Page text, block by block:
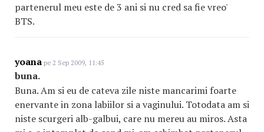
partenerul meu este de 3 ani si nu cred sa fie vreo'
BTS.
yoana pe 2 Sep 2009, 11:45
buna.
Buna. Am si eu de cateva zile niste mancarimi foarte
enervante in zona labiilor si a vaginului. Totodata am si
niste scurgeri alb-galbui, care nu mereu au miros. Asta